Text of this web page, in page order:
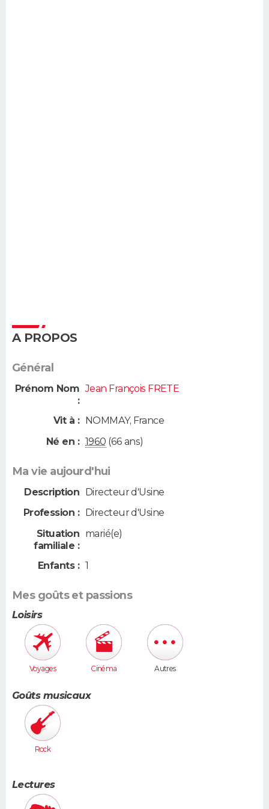
A PROPOS
Général
Prénom Nom
:
Jean François FRETE
Vit à : NOMMAY, France
Né en : 1960 (66 ans)
Ma vie aujourd'hui
Description Directeur d'Usine
Profession :
Directeur d'Usine
Situation
familiale :
marié(e)
Enfants : 1
Mes goûts et passions
Loisirs
Voyages Cinéma Autres
Goûts musicaux
Rock
Lectures